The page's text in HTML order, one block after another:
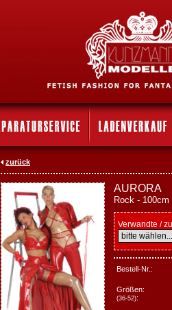
zurück
AURORA
Rock -
Verwandte /
Bestell-Nr.:
Größen:
(36-52):